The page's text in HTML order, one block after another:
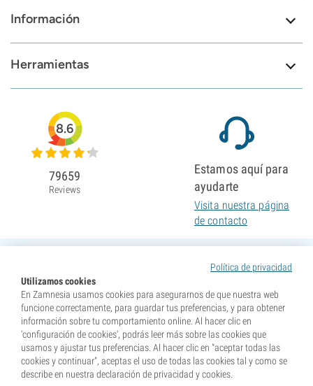
Información
Herramientas
Política de privacidad
Utilizamos cookies
En Zamnesia usamos cookies para asegurarnos de que nuestra web
funcione correctamente, para guardar tus preferencias, y para obtener
información sobre tu comportamiento online. Al hacer clic en
'configuración de cookies', podrás leer más sobre las cookies que
usamos y ajustar tus preferencias. Al hacer clic en "aceptar todas las
cookies y continuar", aceptas el uso de todas las cookies tal y como se
describe en nuestra declaración de privacidad y cookies.
8.6
79659
Reviews
Estamos aquí para
ayudarte
Visita nuestra página
de contacto